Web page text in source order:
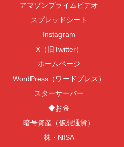
アマゾンプライムビデオ
スプレッドシート
Instagram
X（旧Twitter）
ホームページ
WordPress（ワードプレス）
スターサーバー
◆お金
暗号資産（仮想通貨）
株・NISA